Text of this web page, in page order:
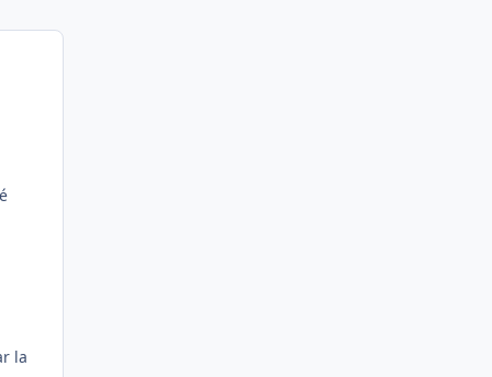
la